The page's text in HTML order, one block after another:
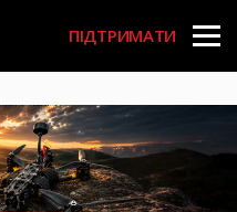
User
account
menu
ПІДТРИМАТИ